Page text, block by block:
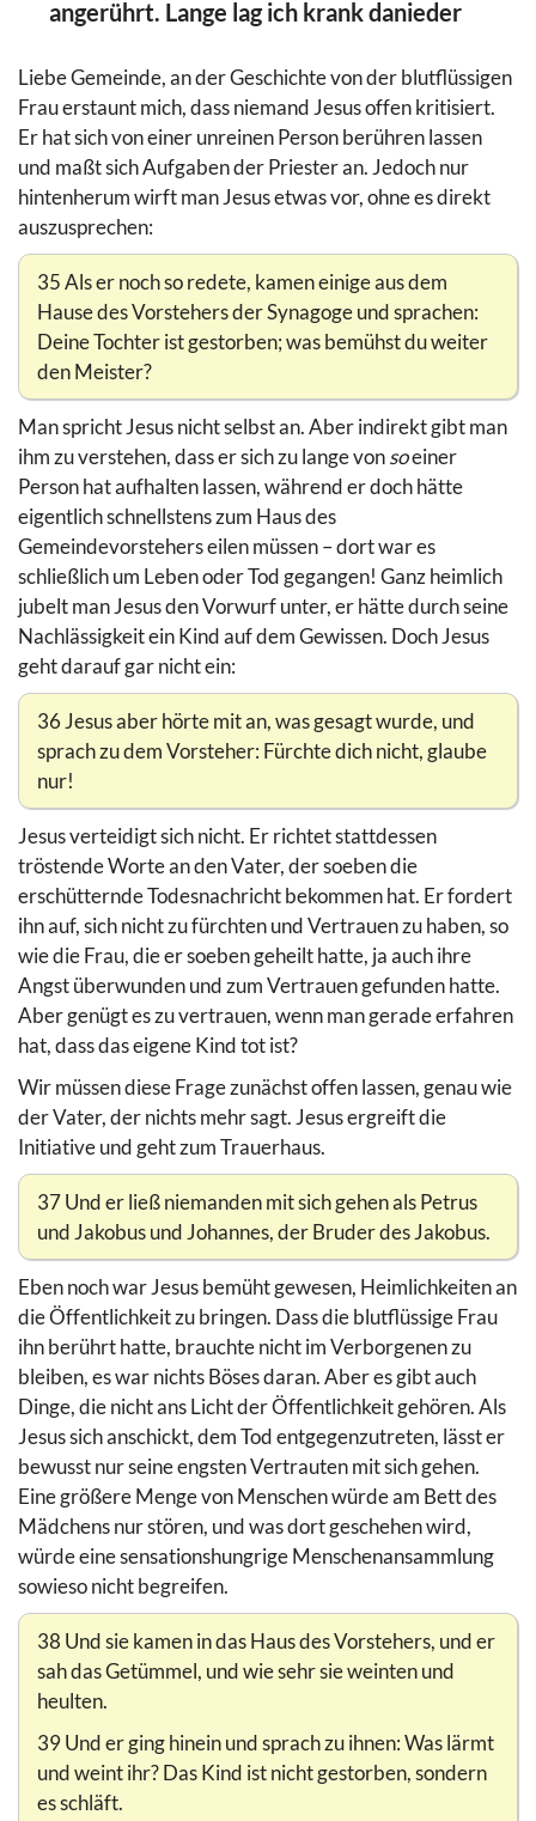
angerührt. Lange lag ich krank danieder
Liebe Gemeinde, an der Geschichte von der blutflüssigen
Frau erstaunt mich, dass niemand Jesus offen kritisiert.
Er hat sich von einer unreinen Person berühren lassen
und maßt sich Aufgaben der Priester an. Jedoch nur
hintenherum wirft man Jesus etwas vor, ohne es direkt
auszusprechen:
35 Als er noch so redete, kamen einige aus dem
Hause des Vorstehers der Synagoge und sprachen:
Deine Tochter ist gestorben; was bemühst du weiter
den Meister?
Man spricht Jesus nicht selbst an. Aber indirekt gibt man
ihm zu verstehen, dass er sich zu lange vonsoeiner
Person hat aufhalten lassen, während er doch hätte
eigentlich schnellstens zum Haus des
Gemeindevorstehers eilen müssen – dort war es
schließlich um Leben oder Tod gegangen! Ganz heimlich
jubelt man Jesus den Vorwurf unter, er hätte durch seine
Nachlässigkeit ein Kind auf dem Gewissen. Doch Jesus
geht darauf gar nicht ein:
36 Jesus aber hörte mit an, was gesagt wurde, und
sprach zu dem Vorsteher: Fürchte dich nicht, glaube
nur!
Jesus verteidigt sich nicht. Er richtet stattdessen
tröstende Worte an den Vater, der soeben die
erschütternde Todesnachricht bekommen hat. Er fordert
ihn auf, sich nicht zu fürchten und Vertrauen zu haben, so
wie die Frau, die er soeben geheilt hatte, ja auch ihre
Angst überwunden und zum Vertrauen gefunden hatte.
Aber genügt es zu vertrauen, wenn man gerade erfahren
hat, dass das eigene Kind tot ist?
Wir müssen diese Frage zunächst offen lassen, genau wie
der Vater, der nichts mehr sagt. Jesus ergreift die
Initiative und geht zum Trauerhaus.
37 Und er ließ niemanden mit sich gehen als Petrus
und Jakobus und Johannes, der Bruder des Jakobus.
Eben noch war Jesus bemüht gewesen, Heimlichkeiten an
die Öffentlichkeit zu bringen. Dass die blutflüssige Frau
ihn berührt hatte, brauchte nicht im Verborgenen zu
bleiben, es war nichts Böses daran. Aber es gibt auch
Dinge, die nicht ans Licht der Öffentlichkeit gehören. Als
Jesus sich anschickt, dem Tod entgegenzutreten, lässt er
bewusst nur seine engsten Vertrauten mit sich gehen.
Eine größere Menge von Menschen würde am Bett des
Mädchens nur stören, und was dort geschehen wird,
würde eine sensationshungrige Menschenansammlung
sowieso nicht begreifen.
38 Und sie kamen in das Haus des Vorstehers, und er
sah das Getümmel, und wie sehr sie weinten und
heulten.
39 Und er ging hinein und sprach zu ihnen: Was lärmt
und weint ihr? Das Kind ist nicht gestorben, sondern
es schläft.